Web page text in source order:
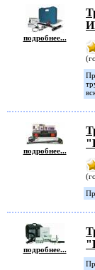
подробнее...
подробнее...
подробнее...